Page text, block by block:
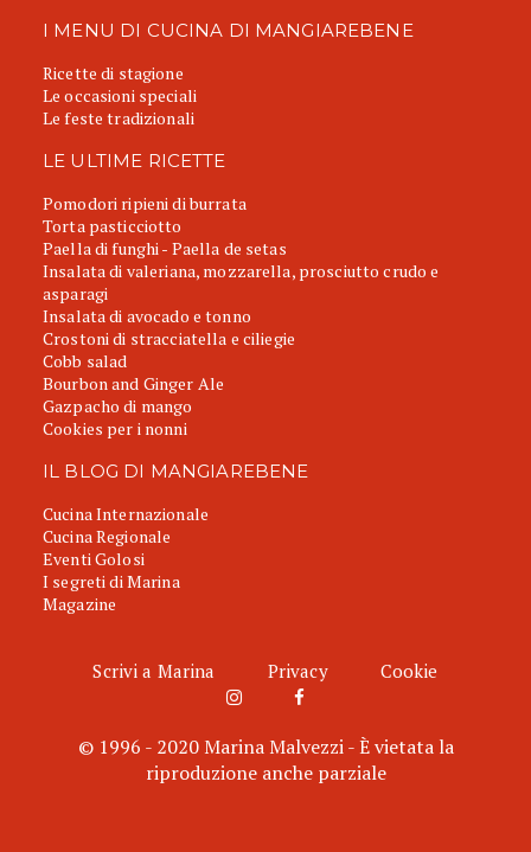
I MENU DI CUCINA DI MANGIAREBENE
Ricette di stagione
Le occasioni speciali
Le feste tradizionali
LE ULTIME RICETTE
Pomodori ripieni di burrata
Torta pasticciotto
Paella di funghi - Paella de setas
Insalata di valeriana, mozzarella, prosciutto crudo e
asparagi
Insalata di avocado e tonno
Crostoni di stracciatella e ciliegie
Cobb salad
Bourbon and Ginger Ale
Gazpacho di mango
Cookies per i nonni
IL BLOG DI MANGIAREBENE
Cucina Internazionale
Cucina Regionale
Eventi Golosi
I segreti di Marina
Magazine
Scrivi a Marina Privacy Cookie
© 1996 - 2020 Marina Malvezzi - È vietata la
riproduzione anche parziale